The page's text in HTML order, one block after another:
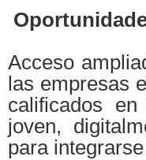
Acceso
las empresas
calificados
joven,
para